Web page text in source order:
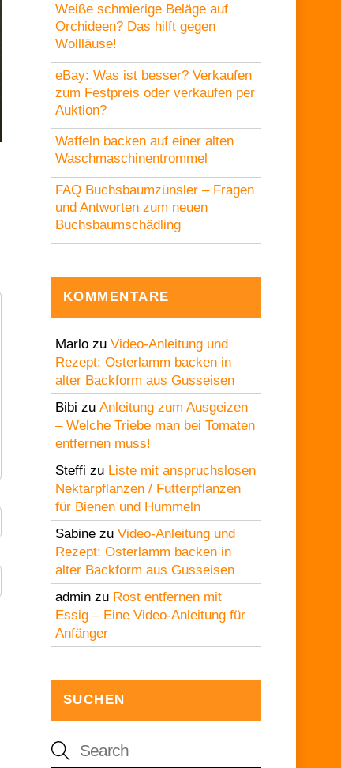
Weiße schmierige Beläge auf
Orchideen? Das hilft gegen
Wollläuse!
eBay: Was ist besser? Verkaufen
zum Festpreis oder verkaufen per
Auktion?
Waffeln backen auf einer alten
Waschmaschinentrommel
FAQ Buchsbaumzünsler – Fragen
und Antworten zum neuen
Buchsbaumschädling
KOMMENTARE
Marlozu Video-Anleitung und
Rezept: Osterlamm backen in
alter Backform aus Gusseisen
Bibi zu Anleitung zum Ausgeizen
– Welche Triebe man bei Tomaten
entfernen muss!
Steffi zu Liste mit anspruchslosen
Nektarpflanzen / Futterpflanzen
für Bienen und Hummeln
Sabinezu Video-Anleitung und
Rezept: Osterlamm backen in
alter Backform aus Gusseisen
adminzu Rost entfernen mit
Essig – Eine Video-Anleitung für
Anfänger
SUCHEN